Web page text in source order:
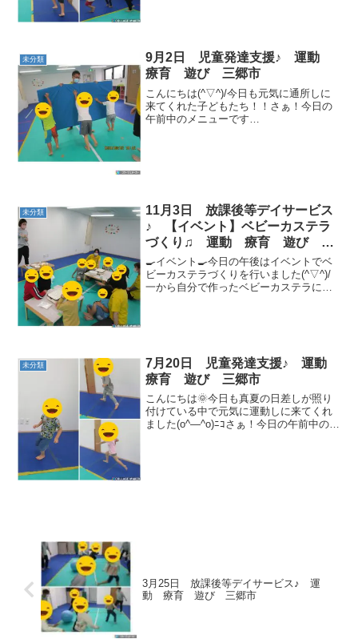
未分類
9月2日 児童発達支援♪ 運動
療育 遊び 三郷市
こんにちは(^▽^)/今日も元気に通所しに
来てくれた子どもたち！！さぁ！今日の
午前中のメニューです
未分類
11月3日 放課後等デイサービス
♪ 【イベント】ベビーカステラ
づくり♫ 運動 療育 遊び 三
郷市
🍳イベント🍳今日の午後はイベントでベ
ビーカステラづくりを行いました(^▽^)/
一から自分で作ったベビーカステラに大
未分類
7月20日 児童発達支援♪ 運動
療育 遊び 三郷市
こんにちは🌞今日も真夏の日差しが照り
付けている中で元気に運動しに来てくれ
ました(o^―^o)ﾆｺさぁ！今日の午前中のメ
3月25日 放課後等デイサービス♪ 運
動 療育 遊び 三郷市